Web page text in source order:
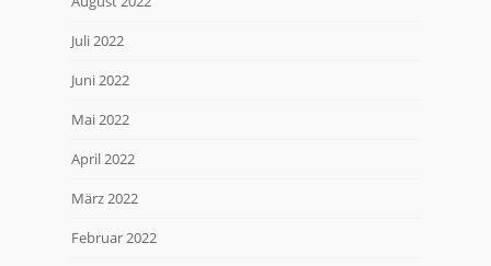
Juli 2022
Juni 2022
Mai 2022
April 2022
März 2022
Februar 2022